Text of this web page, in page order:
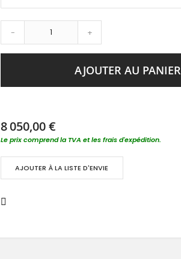
- +
AJOUTER AU PANIER
8 050,00 €
Le prix comprend la TVA et les frais d'expédition.
AJOUTER À LA LISTE D'ENVIE